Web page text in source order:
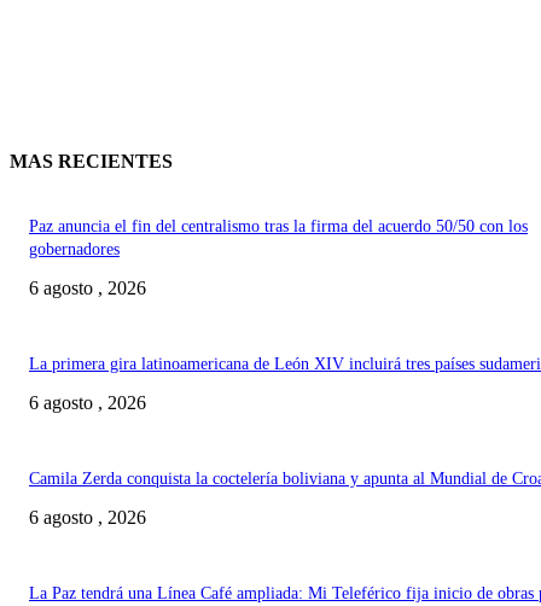
MAS RECIENTES
Paz anuncia el fin del centralismo tras la firma del acuerdo 50/50 con los
gobernadores
6 agosto , 2026
La primera gira latinoamericana de León XIV incluirá tres países
6 agosto , 2026
Camila Zerda conquista la coctelería boliviana y apunta al Mundial de
6 agosto , 2026
La Paz tendrá una Línea Café ampliada: Mi Teleférico fija inicio de obras